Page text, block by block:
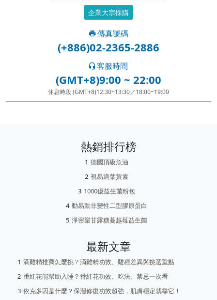
企業大宗採購
傳真號碼
(+886)02-2365-2886
客服時間
(GMT+8)9:00 ~ 22:00
休息時段 (GMT+8)12:30~13:30／18:00~19:00
熱銷排行榜
德國頂級魚油
視易適葉黃素
1000億益生菌粉包
動易動非變性二型膠原蛋白
淨密樂甘露糖蔓越莓益生菌
最新文章
滴雞精推薦怎麼挑？滴雞精功效、雞種差異與挑選重點
番紅花能幫助入睡？番紅花功效、吃法、禁忌一次看
依克多因是什麼？保濕修復功效超強，肌膚穩定就靠它！